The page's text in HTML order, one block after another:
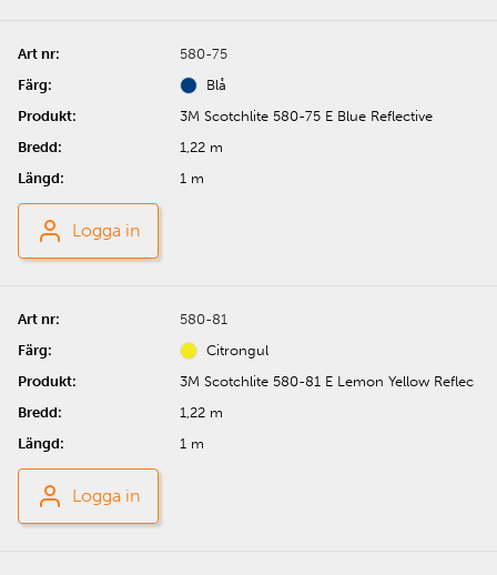
580-75
Blå
3M Scotchlite 580-75 E Blue Reflective
1,22 m
1 m
Logga in
580-81
Citrongul
3M Scotchlite 580-81 E Lemon Yellow Reflec
1,22 m
1 m
Logga in